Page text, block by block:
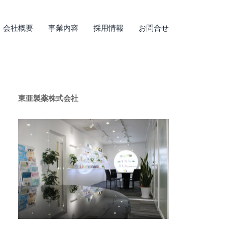
会社概要 事業内容 採用情報 お問合せ
東亜製薬株式会社